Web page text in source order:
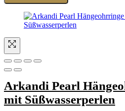
Arkandi Pearl
mit Süßwasserperlen